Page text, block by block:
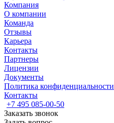
Компания
О компании
Команда
Отзывы
Карьера
Контакты
Партнеры
Лицензии
Документы
Политика конфиденциальности
Контакты
+7 495 085-00-50
Заказать звонок